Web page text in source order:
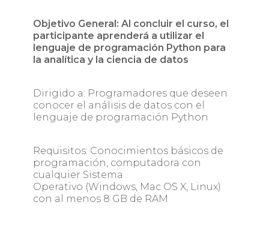
Objetivo General: Al concluir el curso, el
participante aprenderá a utilizar el
lenguaje de programación Python para
la analítica y la ciencia de datos
Dirigido a: Programadores que deseen
conocer el análisis de datos con el
lenguaje de programación Python
Requisitos: Conocimientos básicos de
programación, computadora con
cualquier Sistema
Operativo (Windows, Mac OS X, Linux)
con al menos 8 GB de RAM